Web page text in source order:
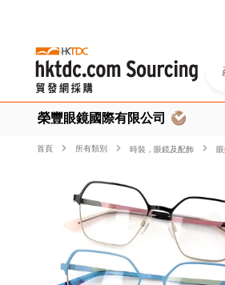
榮豐眼鏡國際有限公司
首頁 所有類別 時裝，眼鏡及配飾